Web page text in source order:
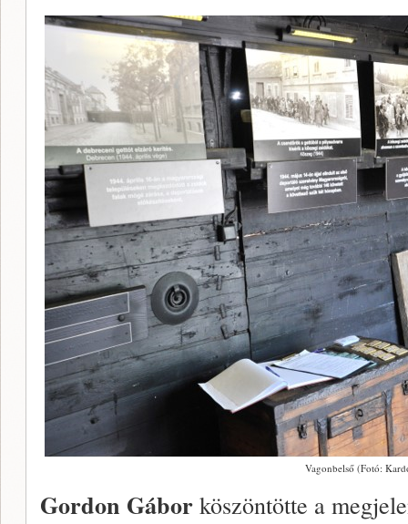
Vagonbelső (Fotó:
Gordon Gábor köszöntötte a